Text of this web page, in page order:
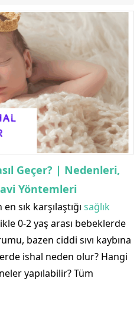
Geçer? | Nedenleri,
Yöntemleri
sık karşılaştığı sağlık
0-2 yaş arası bebeklerde
bazen ciddi sıvı kaybına
ishal neden olur? Hangi
yapılabilir? Tüm